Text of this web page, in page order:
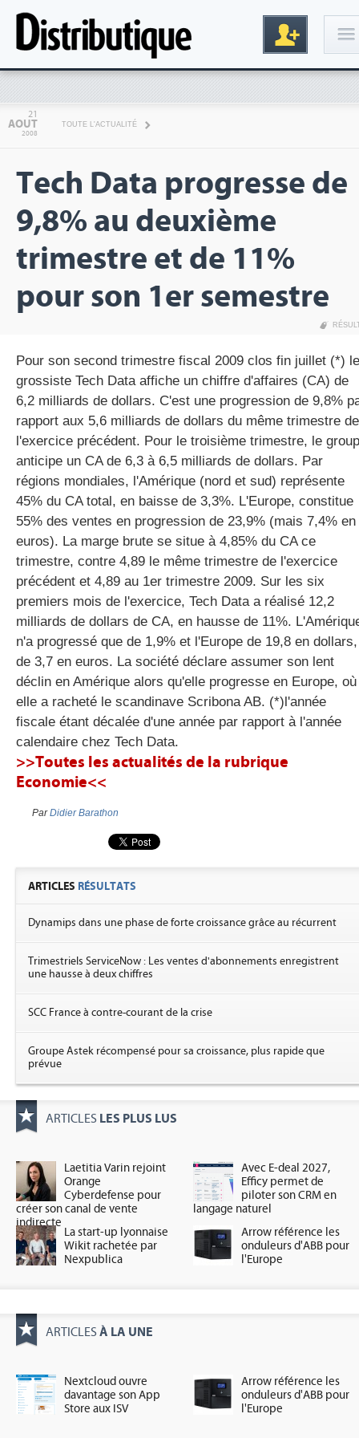
Inscription
gratuite
21
AOUT
2008
TOUTE L'ACTUALITÉ
Tech Data progresse de
9,8% au deuxième
trimestre et de 11%
pour son 1er semestre
Pour son second trimestre fiscal 2009 clos fin juillet (*) le
grossiste Tech Data affiche un chiffre d'affaires (CA) de
6,2 milliards de dollars. C'est une progression de 9,8%
rapport aux 5,6 milliards de dollars du même trimestre de
l'exercice précédent. Pour le troisième trimestre, le
anticipe un CA de 6,3 à 6,5 milliards de dollars. Par
régions mondiales, l'Amérique (nord et sud) représente
45% du CA total, en baisse de 3,3%. L'Europe, constitue
55% des ventes en progression de 23,9% (mais 7,4% en
euros). La marge brute se situe à 4,85% du CA ce
trimestre, contre 4,89 le même trimestre de l'exercice
précédent et 4,89 au 1er trimestre 2009. Sur les six
premiers mois de l'exercice, Tech Data a réalisé 12,2
milliards de dollars de CA, en hausse de 11%.
n'a progressé que de 1,9% et l'Europe de 19,8 en dollars,
de 3,7 en euros. La société déclare assumer son lent
déclin en Amérique alors qu'elle progresse en Europe, où
elle a racheté le scandinave Scribona AB. (*)l'année
fiscale étant décalée d'une année par rapport à l'année
calendaire chez Tech Data.
>>Toutes les actualités de la rubrique
Economie<<
ParDidier Barathon
ARTICLES RÉSULTATS
Dynamips dans une phase de forte croissance grâce au récurrent
Trimestriels ServiceNow : Les ventes d'abonnements enregistrent
une hausse à deux chiffres
SCC France à contre-courant de la crise
Groupe Astek récompensé pour sa croissance, plus rapide que
prévue
ARTICLES LES PLUS LUS
Laetitia Varin rejoint
Orange
Cyberdefense pour
créer son canal de vente
indirecte
Avec E-deal 2027,
Efficy permet de
piloter son CRM en
langage naturel
La start-up lyonnaise
Wikit rachetée par
Nexpublica
Arrow référence les
onduleurs d'ABB pour
l'Europe
ARTICLES À LA UNE
Nextcloud ouvre
davantage son App
Store aux ISV
Arrow référence les
onduleurs d'ABB pour
l'Europe